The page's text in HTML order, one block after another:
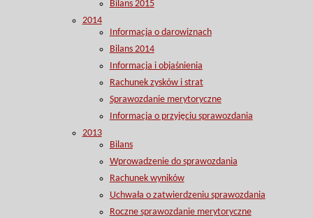
Bilans 2015
2014
Informacja o darowiznach
Bilans 2014
Informacja i objaśnienia
Rachunek zysków i strat
Sprawozdanie merytoryczne
Informacja o przyjęciu sprawozdania
2013
Bilans
Wprowadzenie do sprawozdania
Rachunek wyników
Uchwała o zatwierdzeniu sprawozdania
Roczne sprawozdanie merytoryczne